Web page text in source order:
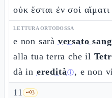
οὐκ ἔσται ἐν σοὶ
LETTURA ORTODOSSA
e non sarà versato
alla tua terra che il
dà in ereditàⓘ, e non
11 🗝️3